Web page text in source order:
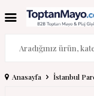
Anasayfa İstanbul